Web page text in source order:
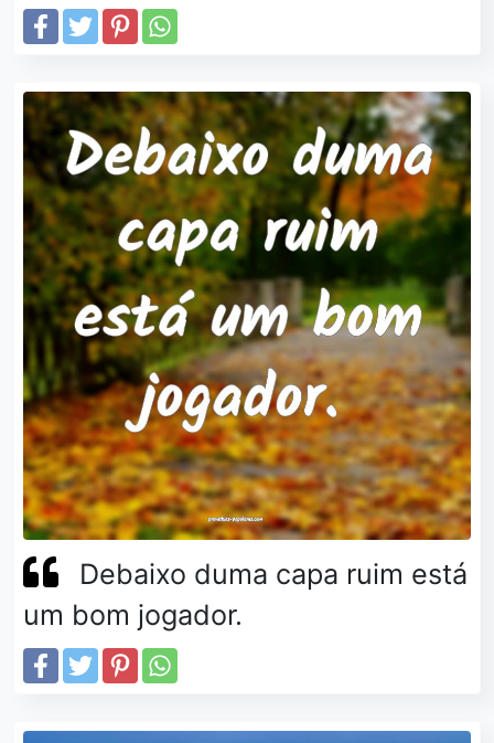
Debaixo duma capa ruim está
um bom jogador.